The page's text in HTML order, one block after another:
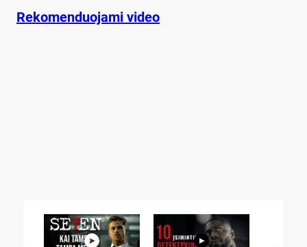
Rekomenduojami video